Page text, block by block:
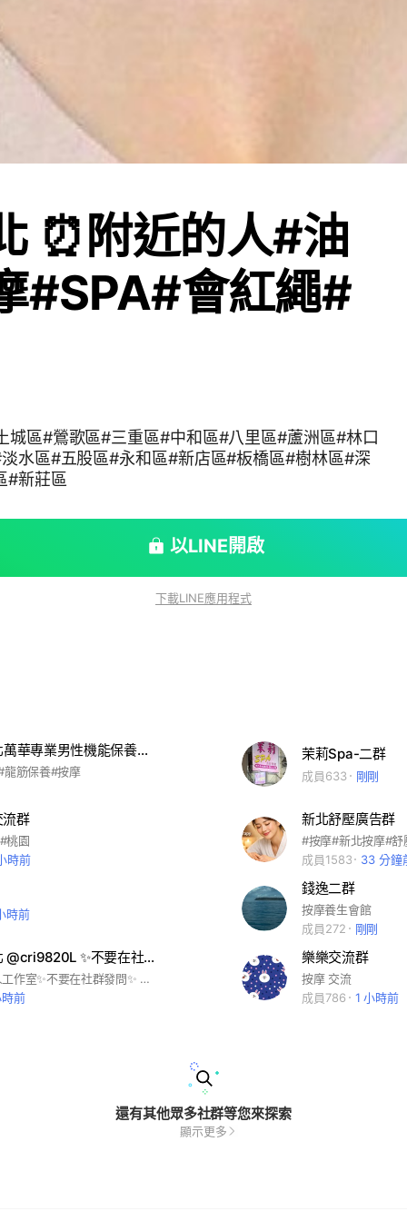
⏰附近的人#油
#SPA#會紅繩#
城區#鶯歌區#三重區#中和區#八里區#蘆洲區#林口
水區#五股區#永和區#新店區#板橋區#樹林區#深
#新莊區
以LINE開啟
下載LINE應用程式
*紫薇* 台北萬華專業男性機能保養，抓龍筋
龍筋保養#按摩
茉莉Spa-二群
成員633 剛剛
群
桃園
時前
新北舒壓廣告群
#按摩#新北按摩#舒
成員1583
33 分鐘
時前
錢逸二群
按摩養生會館
成員272
剛剛
抓龍筋 新北 @cri9820L ✨不要在社群發問✨
新北三重個人工作室✨不要在社群發問✨ 專營 筋脈 油壓刮痧 拔罐 抓龍筋 ‼️‼️加line:@cri9820L‼️‼️詢問 預約 @也要喔 ig:roromolly520
前
樂樂交流群
按摩 交流
成員786
1 小時前
還有其他眾多社群等您來探索
顯示更多